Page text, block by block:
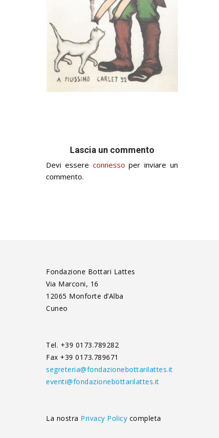
Lascia un commento
Devi essere connesso per inviare un
commento.
Fondazione Bottari Lattes
Via Marconi, 16
12065 Monforte d’Alba
Cuneo
Tel. +39 0173.789282
Fax +39 0173.789671
segreteria@fondazionebottarilattes.it
eventi@fondazionebottarilattes.it
La nostra Privacy Policy completa